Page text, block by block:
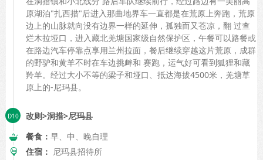
原湖泊"扎西措"后进入那曲地界车一直都是在荒原上奔跑，荒原
边上的山脉就向没有边界一样的延伸，孤独而又苍凉，翻 过查
烂木拉垭口，进入藏北羌塘国家级自然保护区，午餐可以路餐或
在路边汽车停靠点享用兰州拉面，餐后继续穿越这片荒原，成群
的野驴和黄羊不时在车边挑衅和 赛跑，运气好可看到狐狸和藏
羚羊。经过大小不等的梁子和垭口、抵达海拔4500米，羌塘草
原上的-尼玛县。
改则>洞措>尼玛县
餐食： 早、中、晚自理
住宿： 尼玛县招待所